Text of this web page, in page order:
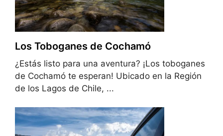
Los Toboganes de Cochamó
¿Estás listo para una aventura? ¡Los toboganes
de Cochamó te esperan! Ubicado en la Región
de los Lagos de Chile, ...